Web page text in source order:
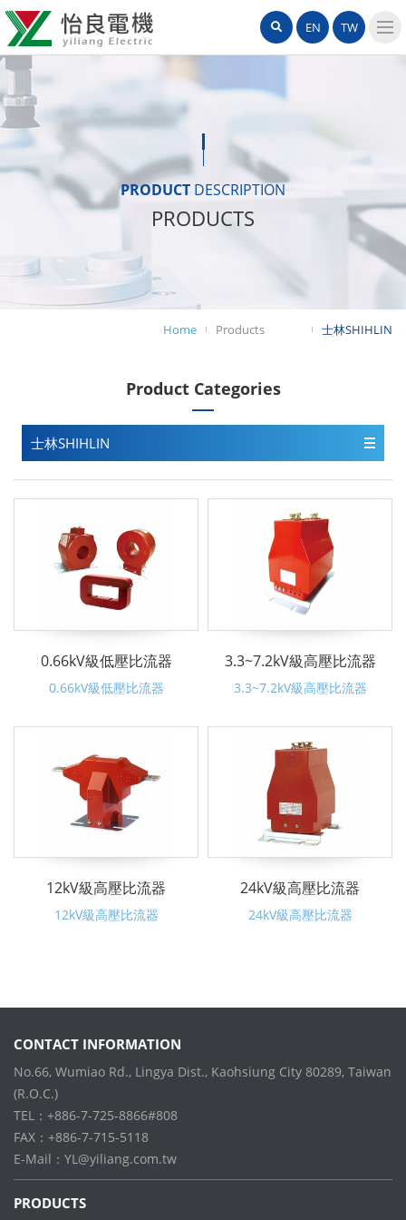
怡
良
電
機
有
司
網
EN TW
Search
PRODUCT DESCRIPTION
PRODUCTS
Home Products 士林SHIHLIN
Product Categories
士林SHIHLIN
0.66kV級低壓比流器
0.66kV級低壓比流器
3.3~7.2kV級高壓比流器
3.3~7.2kV級高壓比流器
12kV級高壓比流器
12kV級高壓比流器
24kV級高壓比流器
24kV級高壓比流器
CONTACT INFORMATION
No.66, Wumiao Rd., Lingya Dist., Kaohsiung City 80289, Taiwan
(R.O.C.)
TEL：+886-7-725-8866#808
FAX：+886-7-715-5118
E-Mail： YL@yiliang.com.tw
PRODUCTS